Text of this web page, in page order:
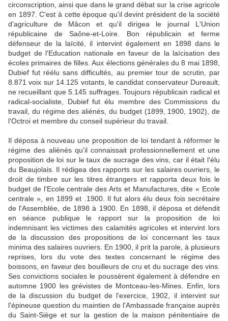
circonscription, ainsi que dans le grand débat sur la crise agricole
en 1897. C'est à cette époque qu'il devint président de la société
d'agriculture de Mâcon et qu'il dirigea le journal L'Union
républicaine de Saône-et-Loire. Bon républicain et ferme
défenseur de la laïcité, il intervint également en 1898 dans le
budget de l'Education nationale en faveur de la laïcisation des
écoles primaires de filles. Aux élections générales du 8 mai 1898,
Dubief fut réélu sans difficultés, au premier tour de scrutin, par
8.871 voix sur 14.125 votants, le candidat conservateur Dureault,
ne recueillant que 5.145 suffrages. Toujours républicain radical et
radical-socialiste, Dubief fut élu membre des Commissions du
travail, du régime des aliénés, du budget (1899, 1900, 1902), de
l'Octroi et membre du conseil supérieur du travail.
Il déposa à nouveau une proposition de loi tendant à réformer le
régime des aliénés qu'il connaissait professionnellement et une
proposition de loi sur le taux de sucrage des vins, car il était l'élu
du Beaujolais. Il rédigea des rapports sur les salaires ouvriers, le
droit de timbre sur les titres étrangers et rapporta deux fois le
budget de l'Ecole centrale des Arts et Manufactures, dite « Ecole
centrale », en 1899 et .1900. Il fut alors élu deux fois secrétaire
de l'Assemblée, de 1898 à 1900. En 1898, il déposa et défendit
en séance publique le rapport sur la proposition de loi
indemnisant les victimes des calamités agricoles et intervint lors
de la discussion des propositions de loi concernant les taux
minima des salaires ouvriers. En 1900, il prit la parole, à plusieurs
reprises, lors du vote des textes concernant le régime des
boissons, en faveur des bouilleurs de cru et du sucrage des vins.
Ses convictions sociales le poussèrent également à défendre en
automne 1900 les grévistes de Montceau-les-Mines. Enfin, lors
de la discussion du budget de l'exercice, 1902, il intervint sur
l'épineuse question du maintien de l'Ambassade française auprès
du Saint-Siège et sur la gestion de la maison pénitentiaire de